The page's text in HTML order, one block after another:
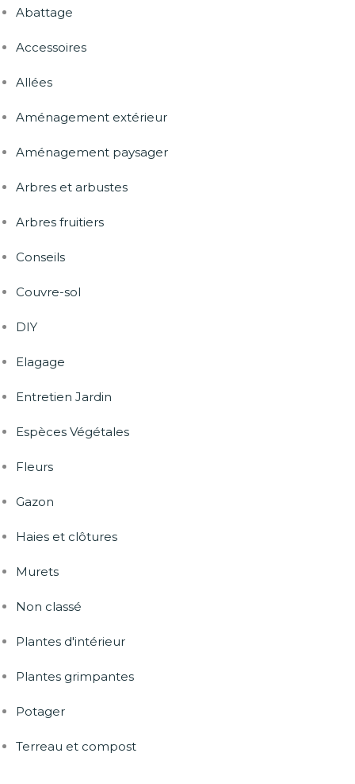
Abattage
Accessoires
Allées
Aménagement extérieur
Aménagement paysager
Arbres et arbustes
Arbres fruitiers
Conseils
Couvre-sol
DIY
Elagage
Entretien Jardin
Espèces Végétales
Fleurs
Gazon
Haies et clôtures
Murets
Non classé
Plantes d'intérieur
Plantes grimpantes
Potager
Terreau et compost